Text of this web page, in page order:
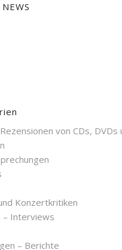
von CDs, DVDs
Konzertkritiken
Interviews
– Berichte